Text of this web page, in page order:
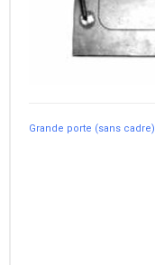
Grande porte (sans cadre)